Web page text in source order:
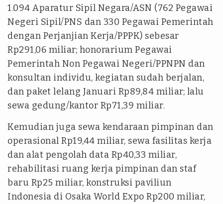
1.094 Aparatur Sipil Negara/ASN (762 Pegawai
Negeri Sipil/PNS dan 330 Pegawai Pemerintah
dengan Perjanjian Kerja/PPPK) sebesar
Rp291,06 miliar; honorarium Pegawai
Pemerintah Non Pegawai Negeri/PPNPN dan
konsultan individu, kegiatan sudah berjalan,
dan paket lelang Januari Rp89,84 miliar; lalu
sewa gedung/kantor Rp71,39 miliar.
Kemudian juga sewa kendaraan pimpinan dan
operasional Rp19,44 miliar, sewa fasilitas kerja
dan alat pengolah data Rp40,33 miliar,
rehabilitasi ruang kerja pimpinan dan staf
baru Rp25 miliar, konstruksi paviliun
Indonesia di Osaka World Expo Rp200 miliar,